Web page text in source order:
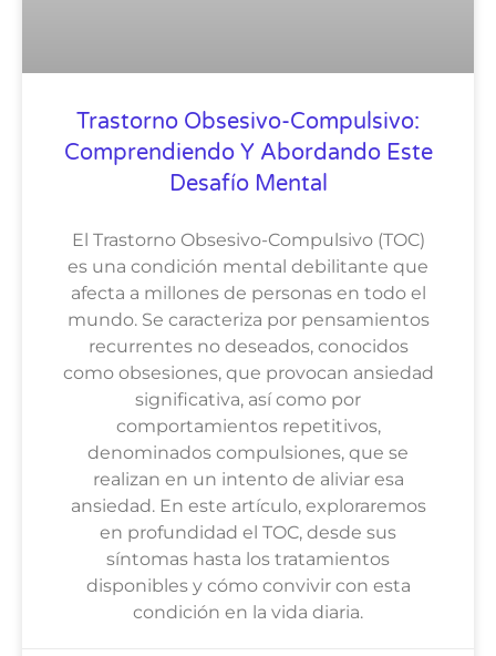
Trastorno Obsesivo-Compulsivo:
Comprendiendo Y Abordando Este
Desafío Mental
El Trastorno Obsesivo-Compulsivo (TOC)
es una condición mental debilitante que
afecta a millones de personas en todo el
mundo. Se caracteriza por pensamientos
recurrentes no deseados, conocidos
como obsesiones, que provocan ansiedad
significativa, así como por
comportamientos repetitivos,
denominados compulsiones, que se
realizan en un intento de aliviar esa
ansiedad. En este artículo, exploraremos
en profundidad el TOC, desde sus
síntomas hasta los tratamientos
disponibles y cómo convivir con esta
condición en la vida diaria.